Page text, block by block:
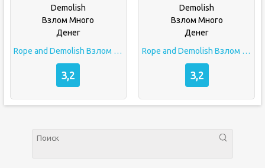
Rope and Demolish Взлом Много Денег
3,2
Rope and Demolish Взлом Много Денег
3,2